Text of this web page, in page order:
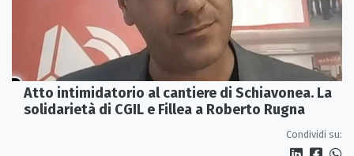
Atto intimidatorio al cantiere di Schiavonea. La
solidarietà di CGIL e Fillea a Roberto Rugna
Condividi su: